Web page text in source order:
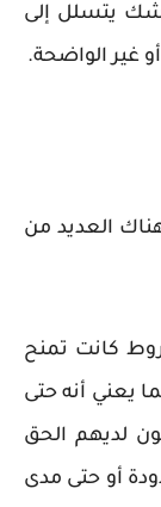
يتسلل إلى
غير الواضحة.
العديد من
كانت تمنح
يعني أنه حتى
لديهم الحق
أو حتى مدى